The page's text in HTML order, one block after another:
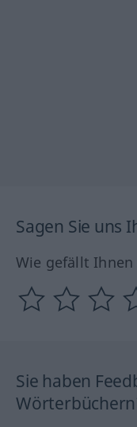
Sagen Sie uns
Wie gefällt
Sie haben